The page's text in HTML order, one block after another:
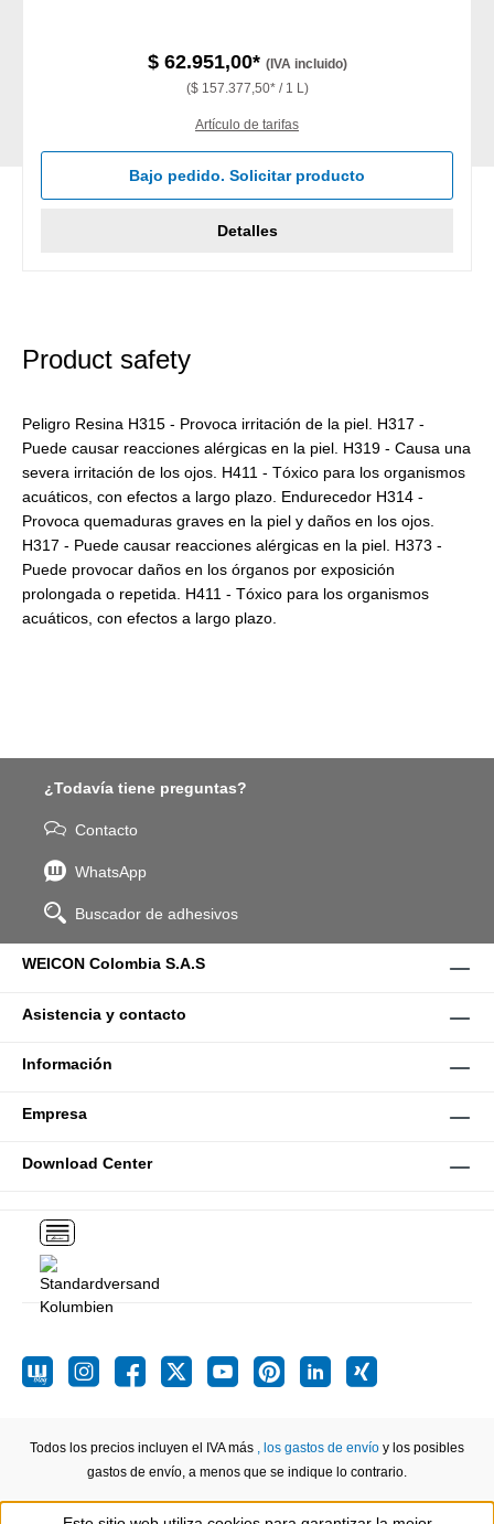
$ 62.951,00* (IVA incluido)
($ 157.377,50* / 1 L)
Artículo de tarifas
Bajo pedido. Solicitar producto
Detalles
Product safety
Peligro Resina H315 - Provoca irritación de la piel. H317 -
Puede causar reacciones alérgicas en la piel. H319 - Causa una
severa irritación de los ojos. H411 - Tóxico para los organismos
acuáticos, con efectos a largo plazo. Endurecedor H314 -
Provoca quemaduras graves en la piel y daños en los ojos.
H317 - Puede causar reacciones alérgicas en la piel. H373 -
Puede provocar daños en los órganos por exposición
prolongada o repetida. H411 - Tóxico para los organismos
acuáticos, con efectos a largo plazo.
¿Todavía tiene preguntas?
Contacto
WhatsApp
Buscador de adhesivos
WEICON Colombia S.A.S
Asistencia y contacto
Información
Empresa
Download Center
Todos los precios incluyen el IVA más , los gastos de envío y los posibles
gastos de envío, a menos que se indique lo contrario.